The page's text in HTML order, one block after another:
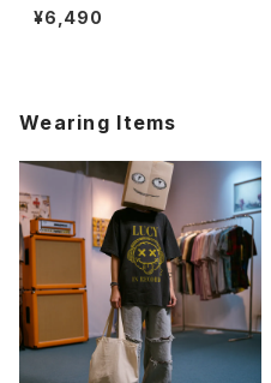
4-230221300
¥6,490
Wearing Items